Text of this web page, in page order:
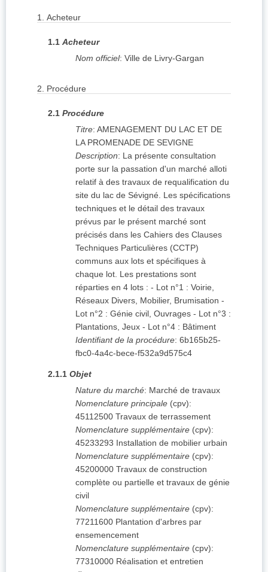
1. Acheteur
1.1 Acheteur
Nom officiel: Ville de Livry-Gargan
2. Procédure
2.1 Procédure
Titre: AMENAGEMENT DU LAC ET DE
LA PROMENADE DE SEVIGNE
Description: La présente consultation
porte sur la passation d'un marché alloti
relatif à des travaux de requalification du
site du lac de Sévigné. Les spécifications
techniques et le détail des travaux
prévus par le présent marché sont
précisés dans les Cahiers des Clauses
Techniques Particulières (CCTP)
communs aux lots et spécifiques à
chaque lot. Les prestations sont
réparties en 4 lots : - Lot n°1 : Voirie,
Réseaux Divers, Mobilier, Brumisation -
Lot n°2 : Génie civil, Ouvrages - Lot n°3 :
Plantations, Jeux - Lot n°4 : Bâtiment
Identifiant de la procédure: 6b165b25-
fbc0-4a4c-bece-f532a9d575c4
2.1.1 Objet
Nature du marché: Marché de travaux
Nomenclature principale (cpv):
45112500 Travaux de terrassement
Nomenclature supplémentaire (cpv):
45233293 Installation de mobilier urbain
Nomenclature supplémentaire (cpv):
45200000 Travaux de construction
complète ou partielle et travaux de génie
civil
Nomenclature supplémentaire (cpv):
77211600 Plantation d'arbres par
ensemencement
Nomenclature supplémentaire (cpv):
77310000 Réalisation et entretien